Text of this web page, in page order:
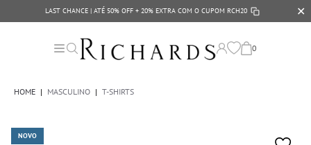
LAST CHANCE | ATÉ 50% OFF + 20% EXTRA COM O CUPOM RCH20 ✕
0
HOME | MASCULINO | T-SHIRTS
NOVO